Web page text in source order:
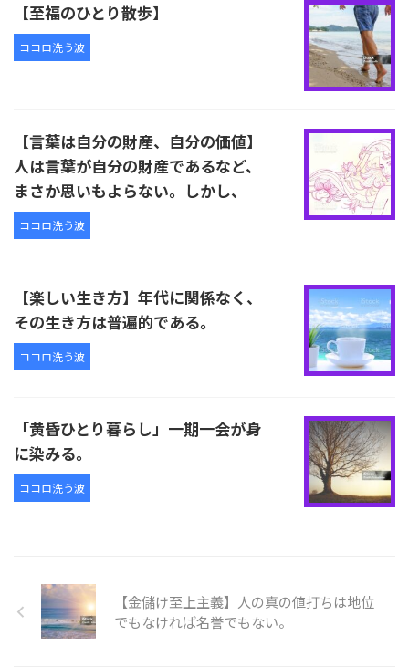
【至福のひとり散歩】
ココロ洗う波
【言葉は自分の財産、自分の価値】
人は言葉が自分の財産であるなど、
まさか思いもよらない。しかし、
ココロ洗う波
【楽しい生き方】年代に関係なく、
その生き方は普遍的である。
ココロ洗う波
「黄昏ひとり暮らし」一期一会が身
に染みる。
ココロ洗う波
【金儲け至上主義】人の真の値打ちは地位
でもなければ名誉でもない。